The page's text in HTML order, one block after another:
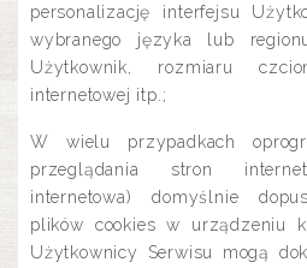
personalizację interfejsu
wybranego języka lub
Użytkownik, rozmiaru
internetowej itp.;
W wielu przypadkach
przeglądania stron
internetowa) domyślnie
plików cookies w urządzeniu
Użytkownicy Serwisu mogą